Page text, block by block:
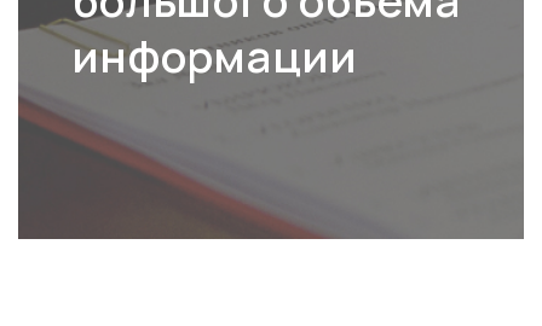
информации